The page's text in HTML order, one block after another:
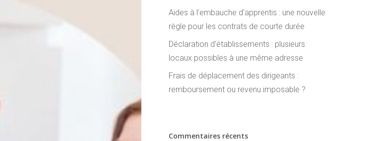
Aides à l’embauche d’apprentis : une nouvelle
règle pour les contrats de courte durée
Déclaration d’établissements : plusieurs
locaux possibles à une même adresse
Frais de déplacement des dirigeants :
remboursement ou revenu imposable ?
Commentaires récents